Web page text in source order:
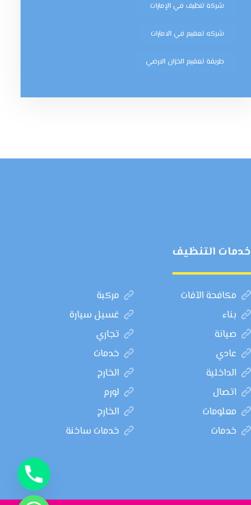
شركة تنظيف في الإمارات
شركه تعقيم في الامارات
طريقة تعقيم الخزان الارضي
خدمات التنظيف
مكافحة الآفات
مركبة
بناء
غسيل سيارة
صيانة
تجاري
عادي
خدمات
الداخلية
الخارج
اتصال
لورم
معلومات
الخارج
خدمات
خدمات ساخنة